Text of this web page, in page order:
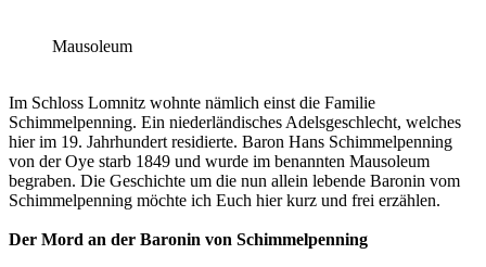
Mausoleum
Im Schloss Lomnitz wohnte nämlich einst die Familie
Schimmelpenning. Ein niederländisches Adelsgeschlecht, welches
hier im 19. Jahrhundert residierte. Baron Hans Schimmelpenning
von der Oye starb 1849 und wurde im benannten Mausoleum
begraben. Die Geschichte um die nun allein lebende Baronin vom
Schimmelpenning möchte ich Euch hier kurz und frei erzählen.
Der Mord an der Baronin von Schimmelpenning